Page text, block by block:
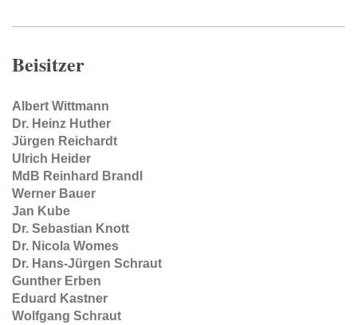
Beisitzer
Albert Wittmann
Dr. Heinz Huther
Jürgen Reichardt
Ulrich Heider
MdB Reinhard Brandl
Werner Bauer
Jan Kube
Dr. Sebastian Knott
Dr. Nicola Womes
Dr. Hans-Jürgen Schraut
Gunther Erben
Eduard Kastner
Wolfgang Schraut